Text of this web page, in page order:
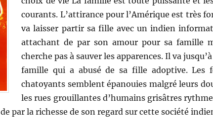
courants. L’attirance pour l’Amérique est très
va laisser partir sa fille avec un indien
attachant de par son amour pour sa famille
cherche pas à sauver les apparences. Il va
famille qui a abusé de sa fille adoptive. Les
chatoyants semblent épanouies malgré leurs
les rues grouillantes d’humains grisâtres
de par la richesse de son regard sur cette société